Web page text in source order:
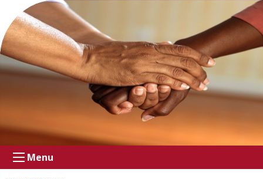
Menu